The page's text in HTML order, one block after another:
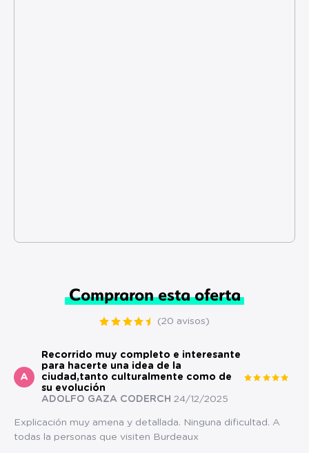
Compraron esta oferta
(20 avisos)
A
Recorrido muy completo e interesante
para hacerte una idea de la
ciudad,tanto culturalmente como de
su evolución
ADOLFO GAZA CODERCH 24/12/2025
Explicación muy amena y detallada. Ninguna dificultad. A
todas la personas que visiten Burdeaux